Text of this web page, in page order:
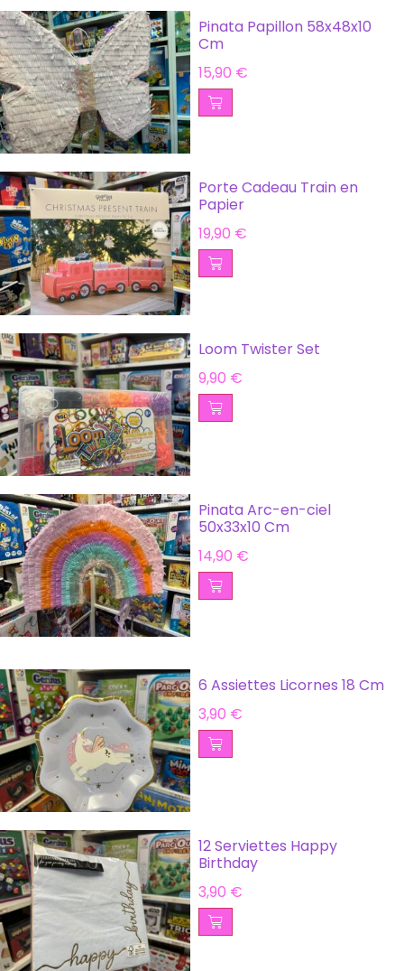
Pinata Papillon 58x48x10
Cm
15,90 €
Porte Cadeau Train en
Papier
19,90 €
Loom Twister Set
9,90 €
Pinata Arc-en-ciel
50x33x10 Cm
14,90 €
6 Assiettes Licornes 18 Cm
3,90 €
12 Serviettes Happy
Birthday
3,90 €